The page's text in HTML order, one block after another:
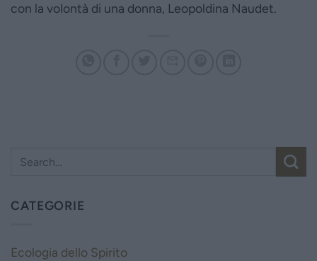
CATEGORIE
Ecologia dello Spirito
con la volontà di una donna, Leopoldina Naudet.